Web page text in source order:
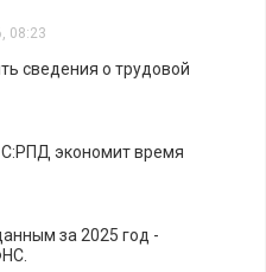
08:23
сведения о трудовой
экономит время
за 2025 год -